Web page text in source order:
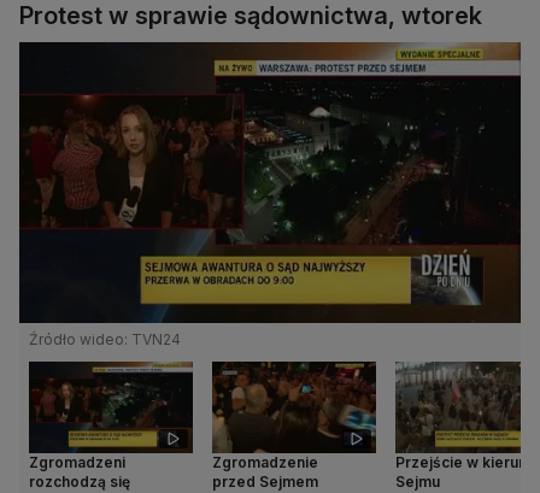
Protest w sprawie sądownictwa, wtorek
Źródło wideo: TVN24
Zgromadzeni
rozchodzą się
Zgromadzenie
przed Sejmem
Przejście w
Sejmu